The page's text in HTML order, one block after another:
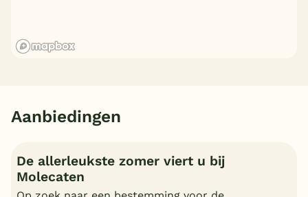
Aanbiedingen
De allerleukste zomer viert u bij
Molecaten